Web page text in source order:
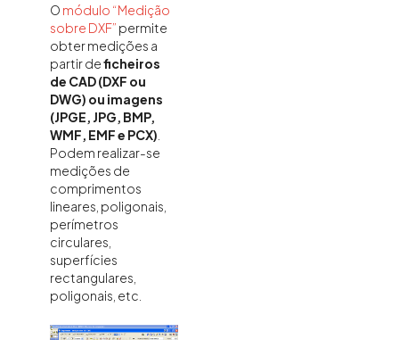
O módulo “Medição
sobre DXF” permite
obter medições a
partir deficheiros
de CAD (DXF ou
DWG) ou imagens
(JPGE, JPG, BMP,
WMF, EMF e PCX)
Podem realizar-se
medições de
comprimentos
lineares, poligonais,
perímetros
circulares,
superfícies
rectangulares,
poligonais, etc.